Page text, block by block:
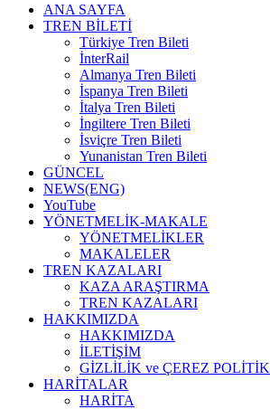
ANA SAYFA
TREN BİLETİ
Türkiye Tren Bileti
İnterRail
Almanya Tren Bileti
İspanya Tren Bileti
İtalya Tren Bileti
İngiltere Tren Bileti
İsviçre Tren Bileti
Yunanistan Tren Bileti
GÜNCEL
NEWS(ENG)
YouTube
YÖNETMELİK-MAKALE
YÖNETMELİKLER
MAKALELER
TREN KAZALARI
KAZA ARAŞTIRMA
TREN KAZALARI
HAKKIMIZDA
HAKKIMIZDA
İLETİŞİM
GİZLİLİK ve ÇEREZ
HARİTALAR
HARİTA